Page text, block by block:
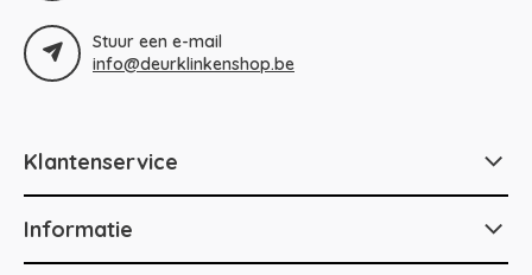
Stuur een e-mail
info@deurklinkenshop.be
Klantenservice
Informatie